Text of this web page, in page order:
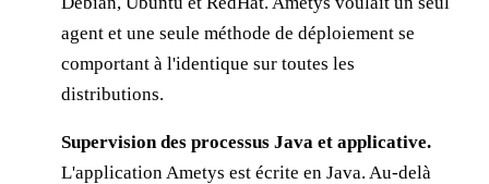
agent et une seule méthode de déploiement se
comportant à l'identique sur toutes les
distributions.
Supervision des processus Java et applicative.
L'application Ametys est écrite en Java. Au-delà